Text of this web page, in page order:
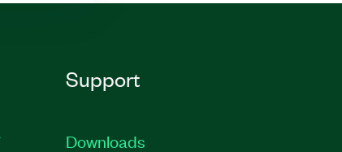
Support
Downloads